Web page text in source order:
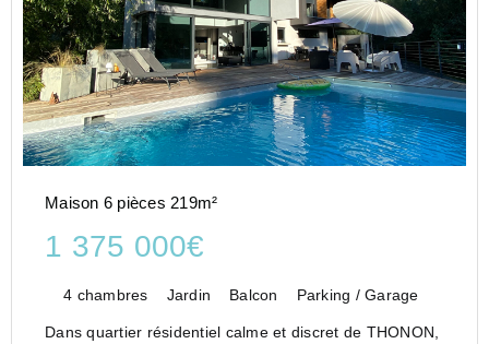
Maison 6 pièces 219m²
1 375 000€
4 chambres Jardin Balcon Parking / Garage
Dans quartier résidentiel calme et discret de THONON,